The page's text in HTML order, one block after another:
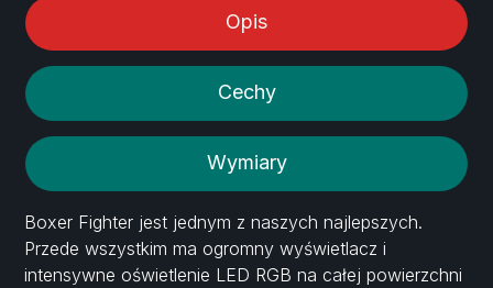
Opis
Cechy
Wymiary
Boxer Fighter jest jednym z naszych najlepszych.
Przede wszystkim ma ogromny wyświetlacz i
intensywne oświetlenie LED RGB na całej powierzchni